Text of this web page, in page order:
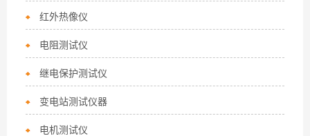
红外热像仪
电阻测试仪
继电保护测试仪
变电站测试仪器
电机测试仪